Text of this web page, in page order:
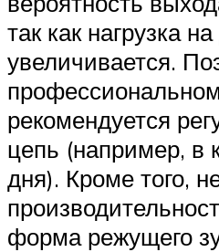
так как нагрузка
увеличивается.
рекомендуется
цепь (например, в
дня). Кроме того,
форма режущего